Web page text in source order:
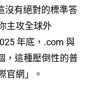
沒有絕對的標準答
主攻全球外
年底，.com 與
，這種壓倒性的普
官網」。